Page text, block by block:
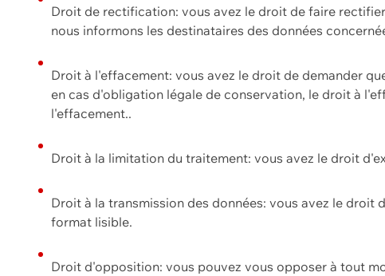
Droit de rectification: vous avez le droit de faire
nous informons les destinataires des données
Droit à l'effacement: vous avez le droit de demander
en cas d'obligation légale de conservation, le droit à
l'effacement..
Droit à la limitation du traitement: vous avez le droit
Droit à la transmission des données: vous avez le
format lisible.
Droit d'opposition: vous pouvez vous opposer à tout